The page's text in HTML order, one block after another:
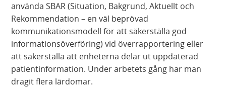
använda SBAR (Situation, Bakgrund, Aktuellt och
Rekommendation – en väl beprövad
kommunikationsmodell för att säkerställa god
informationsöverföring) vid överrapportering eller
att säkerställa att enheterna delar ut uppdaterad
patientinformation. Under arbetets gång har man
dragit flera lärdomar.